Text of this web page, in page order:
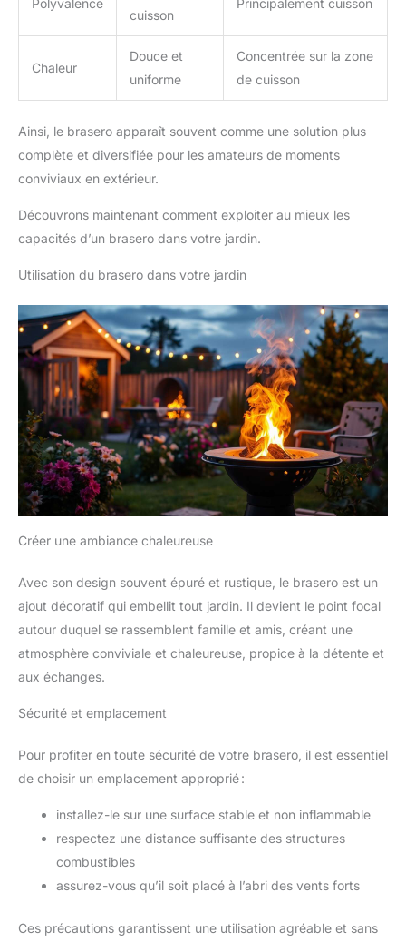
cuisson
Chaleur
Douce et
uniforme
Concentrée sur la zone
de cuisson
Ainsi, le brasero apparaît souvent comme une solution plus
complète et diversifiée pour les amateurs de moments
conviviaux en extérieur.
Découvrons maintenant comment exploiter au mieux les
capacités d’un brasero dans votre jardin.
Utilisation du brasero dans votre jardin
Créer une ambiance chaleureuse
Avec son design souvent épuré et rustique, le brasero est un
ajout décoratif qui embellit tout jardin. Il devient le point focal
autour duquel se rassemblent famille et amis, créant une
atmosphère conviviale et chaleureuse, propice à la détente et
aux échanges.
Sécurité et emplacement
Pour profiter en toute sécurité de votre brasero, il est essentiel
de choisir un emplacement approprié :
installez-le sur une surface stable et non inflammable
respectez une distance suffisante des structures
combustibles
assurez-vous qu’il soit placé à l’abri des vents forts
Ces précautions garantissent une utilisation agréable et sans